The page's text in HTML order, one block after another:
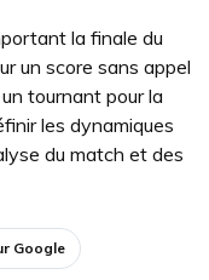
la finale du
un score sans appel
tournant pour la
les dynamiques
du match et des
Google